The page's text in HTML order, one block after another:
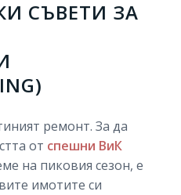
СЪВЕТИ ЗА
ремонт. За да
от спешни ВиК
на пиковия сезон, е
имотите си